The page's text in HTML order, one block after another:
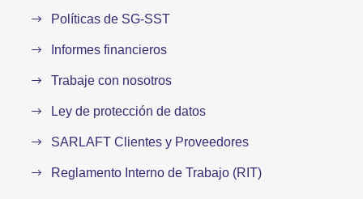
Políticas de SG-SST
Informes financieros
Trabaje con nosotros
Ley de protección de datos
SARLAFT Clientes y Proveedores
Reglamento Interno de Trabajo (RIT)